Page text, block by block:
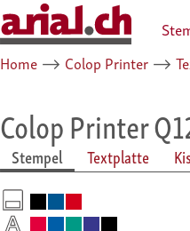
Home ⟶ Colop Printer ⟶
Colop Printer
Stempel Textplatte